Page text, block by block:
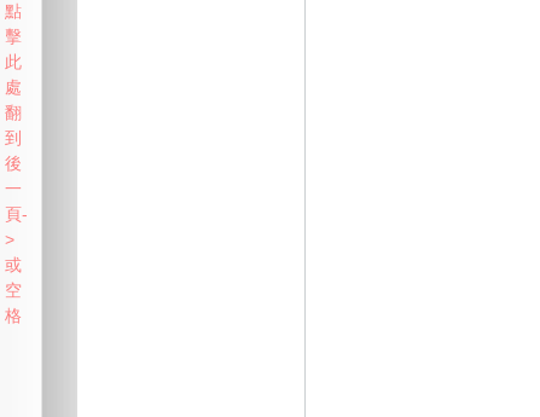
點
擊
此
處
翻
到
後
一
頁-
>
或
空
格